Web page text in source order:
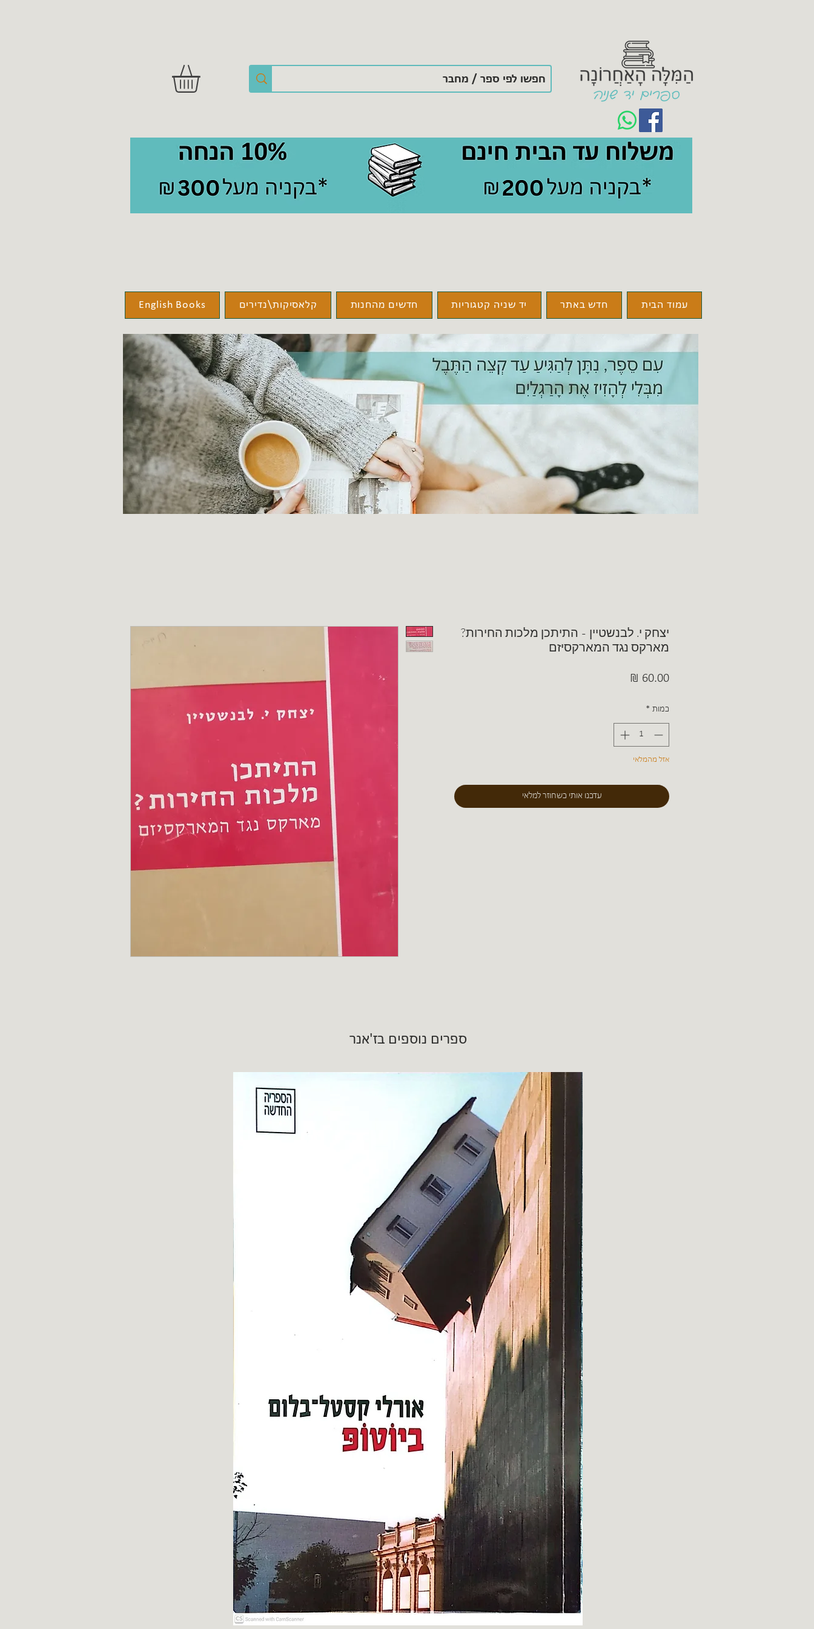
עמוד הבית חדש באתר יד שניה קטגוריות חדשים מהחנות קלאסיקות\נדירים English Books
יצחק י. לבנשטיין - התיתכן מלכות החירות?
מארקס נגד המארקסיזם
כמות *
אזל מהמלאי
עדכנו אותי כשחוזר למלאי
ספרים נוספים בז'אנר